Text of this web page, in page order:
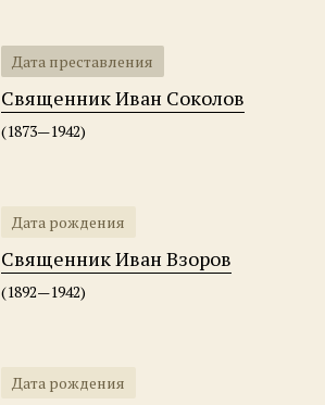
Дата преставления
Священник Иван Соколов
(1873—1942)
Дата рождения
Священник Иван Взоров
(1892—1942)
Дата рождения